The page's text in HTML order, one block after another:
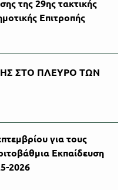
της 29ης τακτικής
Επιτροπής
ΣΤΟ ΠΛΕΥΡΟ ΤΩΝ
για τους
Εκπαίδευση
2026